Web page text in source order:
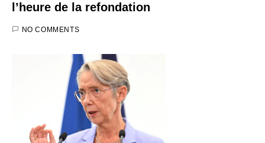
l’heure de la refondation
NO COMMENTS